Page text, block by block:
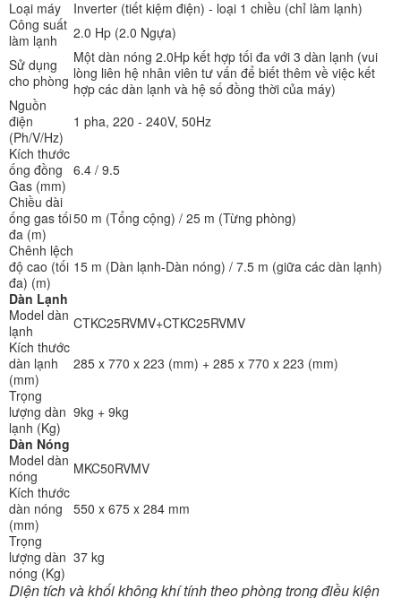
Loại máy
Inverter (tiết kiệm điện) - loại 1 chiều (chỉ làm lạnh)
Công suất
làm lạnh
2.0 Hp (2.0 Ngựa)
Sử dụng
cho phòng
Một dàn nóng 2.0Hp kết hợp tối đa với 3 dàn lạnh (vui
lòng liên hệ nhân viên tư vấn để biết thêm về việc kết
hợp các dàn lạnh và hệ số đồng thời của máy)
Nguồn
điện
(Ph/V/Hz)
1 pha, 220 - 240V, 50Hz
Kích thước
ống đồng
Gas (mm)
6.4 / 9.5
Chiều dài
ống gas tối
đa (m)
50 m (Tổng cộng) / 25 m (Từng phòng)
Chênh lệch
độ cao (tối
đa) (m)
15 m (Dàn lạnh-Dàn nóng) / 7.5 m (giữa các dàn lạnh)
Dàn Lạnh
Model dàn
lạnh
CTKC25RVMV+CTKC25RVMV
Kích thước
dàn lạnh
(mm)
285 x 770 x 223 (mm) + 285 x 770 x 223 (mm)
Trọng
lượng dàn
lạnh (Kg)
9kg + 9kg
Dàn Nóng
Model dàn
nóng
MKC50RVMV
Kích thước
dàn nóng
(mm)
550 x 675 x 284 mm
Trọng
lượng dàn
nóng (Kg)
37 kg
Diện tích và khối không khí tính theo phòng trong điều kiện